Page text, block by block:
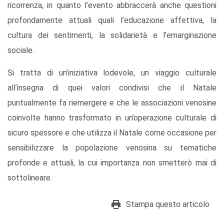
ricorrenza, in quanto l’evento abbraccerà anche questioni
profondamente attuali quali l’educazione affettiva, la
cultura dei sentimenti, la solidarietà e l’emarginazione
sociale.
Si tratta di un’iniziativa lodevole, un viaggio culturale
all’insegna di quei valori condivisi che il Natale
puntualmente fa riemergere e che le associazioni venosine
coinvolte hanno trasformato in un’operazione culturale di
sicuro spessore e che utilizza il Natale come occasione per
sensibilizzare la popolazione venosina su tematiche
profonde e attuali, la cui importanza non smetterò mai di
sottolineare.
Stampa questo articolo